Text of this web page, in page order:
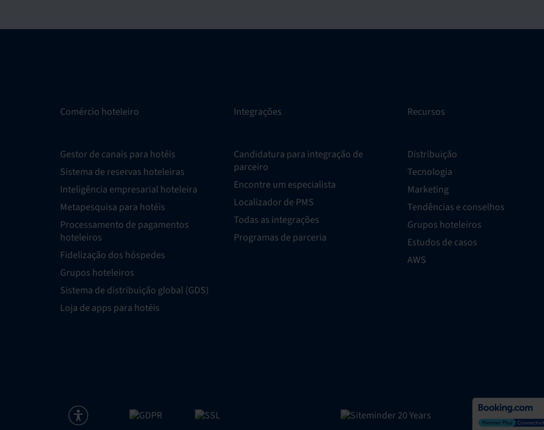
Comércio hoteleiro
Gestor de canais para hotéis
Sistema de reservas hoteleiras
Inteligência empresarial hoteleira
Metapesquisa para hotéis
Processamento de pagamentos
hoteleiros
Fidelização dos hóspedes
Grupos hoteleiros
Sistema de distribuição global (GDS)
Loja de apps para hotéis
Integrações
Candidatura para integração de
parceiro
Encontre um especialista
Localizador de PMS
Todas as integrações
Programas de parceria
Recursos
Distribuição
Tecnologia
Marketing
Tendências e conselhos
Grupos hoteleiros
Estudos de casos
AWS